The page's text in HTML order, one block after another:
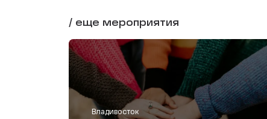
/ еще мероприятия
Владивосток